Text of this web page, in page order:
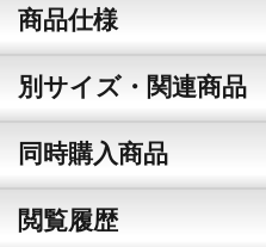
商品仕様
別サイズ・関連商品
同時購入商品
閲覧履歴